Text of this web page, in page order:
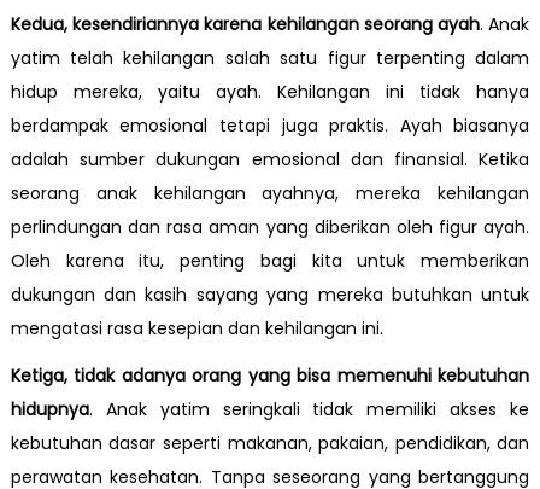
Kedua, kesendiriannya karena kehilangan seorang ayah. Anak
yatim telah kehilangan salah satu figur terpenting dalam
hidup mereka, yaitu ayah. Kehilangan ini tidak hanya
berdampak emosional tetapi juga praktis. Ayah biasanya
adalah sumber dukungan emosional dan finansial. Ketika
seorang anak kehilangan ayahnya, mereka kehilangan
perlindungan dan rasa aman yang diberikan oleh figur ayah.
Oleh karena itu, penting bagi kita untuk memberikan
dukungan dan kasih sayang yang mereka butuhkan untuk
mengatasi rasa kesepian dan kehilangan ini.
Ketiga, tidak adanya orang yang bisa memenuhi kebutuhan
hidupnya. Anak yatim seringkali tidak memiliki akses ke
kebutuhan dasar seperti makanan, pakaian, pendidikan, dan
perawatan kesehatan. Tanpa seseorang yang bertanggung